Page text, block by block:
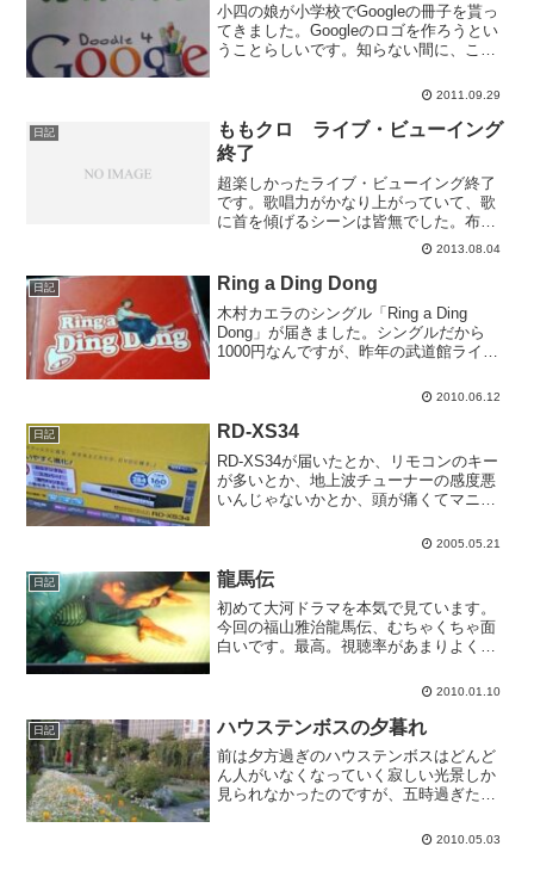
小四の娘が小学校でGoogleの冊子を貰っ
てきました。Googleのロゴを作ろうとい
うことらしいです。知らない間に、こん
2011.09.29
日記
ももクロ ライブ・ビューイング
終了
超楽しかったライブ・ビューイング終了
です。歌唱力がかなり上がっていて、歌
に首を傾げるシーンは皆無でした。布袋
さんが都合三回も出て来て、バンビーノ
歌ったときにはみな大盛り上がりでし
た。演出はよくも悪くもいつもと同じ
で、あれならファンも文句言わ...
2013.08.04
日記 Ring a Ding Dong
木村カエラのシングル「Ring a Ding
Dong」が届きました。シングルだから
1000円なんですが、昨年の武道館ライブ
2010.06.12
日記 RD-XS34
RD-XS34が届いたとか、リモコンのキー
が多いとか、地上波チューナーの感度悪
いんじゃないかとか、頭が痛くてマニュ
細かくたくさん書いたんですが、最後の
しょんぼり中です。...
2005.05.21
日記 龍馬伝
初めて大河ドラマを本気で見ています。
今回の福山雅治龍馬伝、むちゃくちゃ面
白いです。最高。視聴率があまりよくな
に面白かったのね。来週が待ちきれない
で見るのも惜しくてオンタ...
2010.01.10
日記 ハウステンボスの夕暮れ
前は夕方過ぎのハウステンボスはどんど
ん人がいなくなっていく寂しい光景しか
見られなかったのですが、五時過ぎたら
か、人通りが絶えません。頑張れハウス
2010.05.03